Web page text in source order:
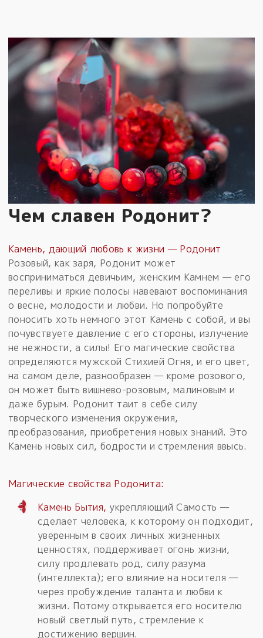
Чем славен Родонит?
Камень, дающий любовь к жизни — Родонит
Розовый, как заря, Родонит может
восприниматься девичьим, женским Камнем — его
переливы и яркие полосы навевают воспоминания
о весне, молодости и любви. Но попробуйте
поносить хоть немного этот Камень с собой, и вы
почувствуете давление с его стороны, излучение
не нежности, а силы! Его магические свойства
определяются мужской Стихией Огня, и его цвет,
на самом деле, разнообразен — кроме розового,
он может быть вишнево-розовым, малиновым и
даже бурым. Родонит таит в себе силу
творческого изменения окружения,
преобразования, приобретения новых знаний. Это
Камень новых сил, бодрости и стремления ввысь.
Магические свойства Родонита:
Камень Бытия, укрепляющий Самость —
сделает человека, к которому он подходит,
уверенным в своих личных жизненных
ценностях, поддерживает огонь жизни,
силу продлевать род, силу разума
(интеллекта); его влияние на носителя —
через пробуждение таланта и любви к
жизни. Потому открывается его носителю
новый светлый путь, стремление к
достижению вершин.